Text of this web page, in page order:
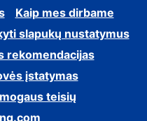
Kaip mes dirbame
slapukų nustatymus
rekomendacijas
įstatymas
teisių